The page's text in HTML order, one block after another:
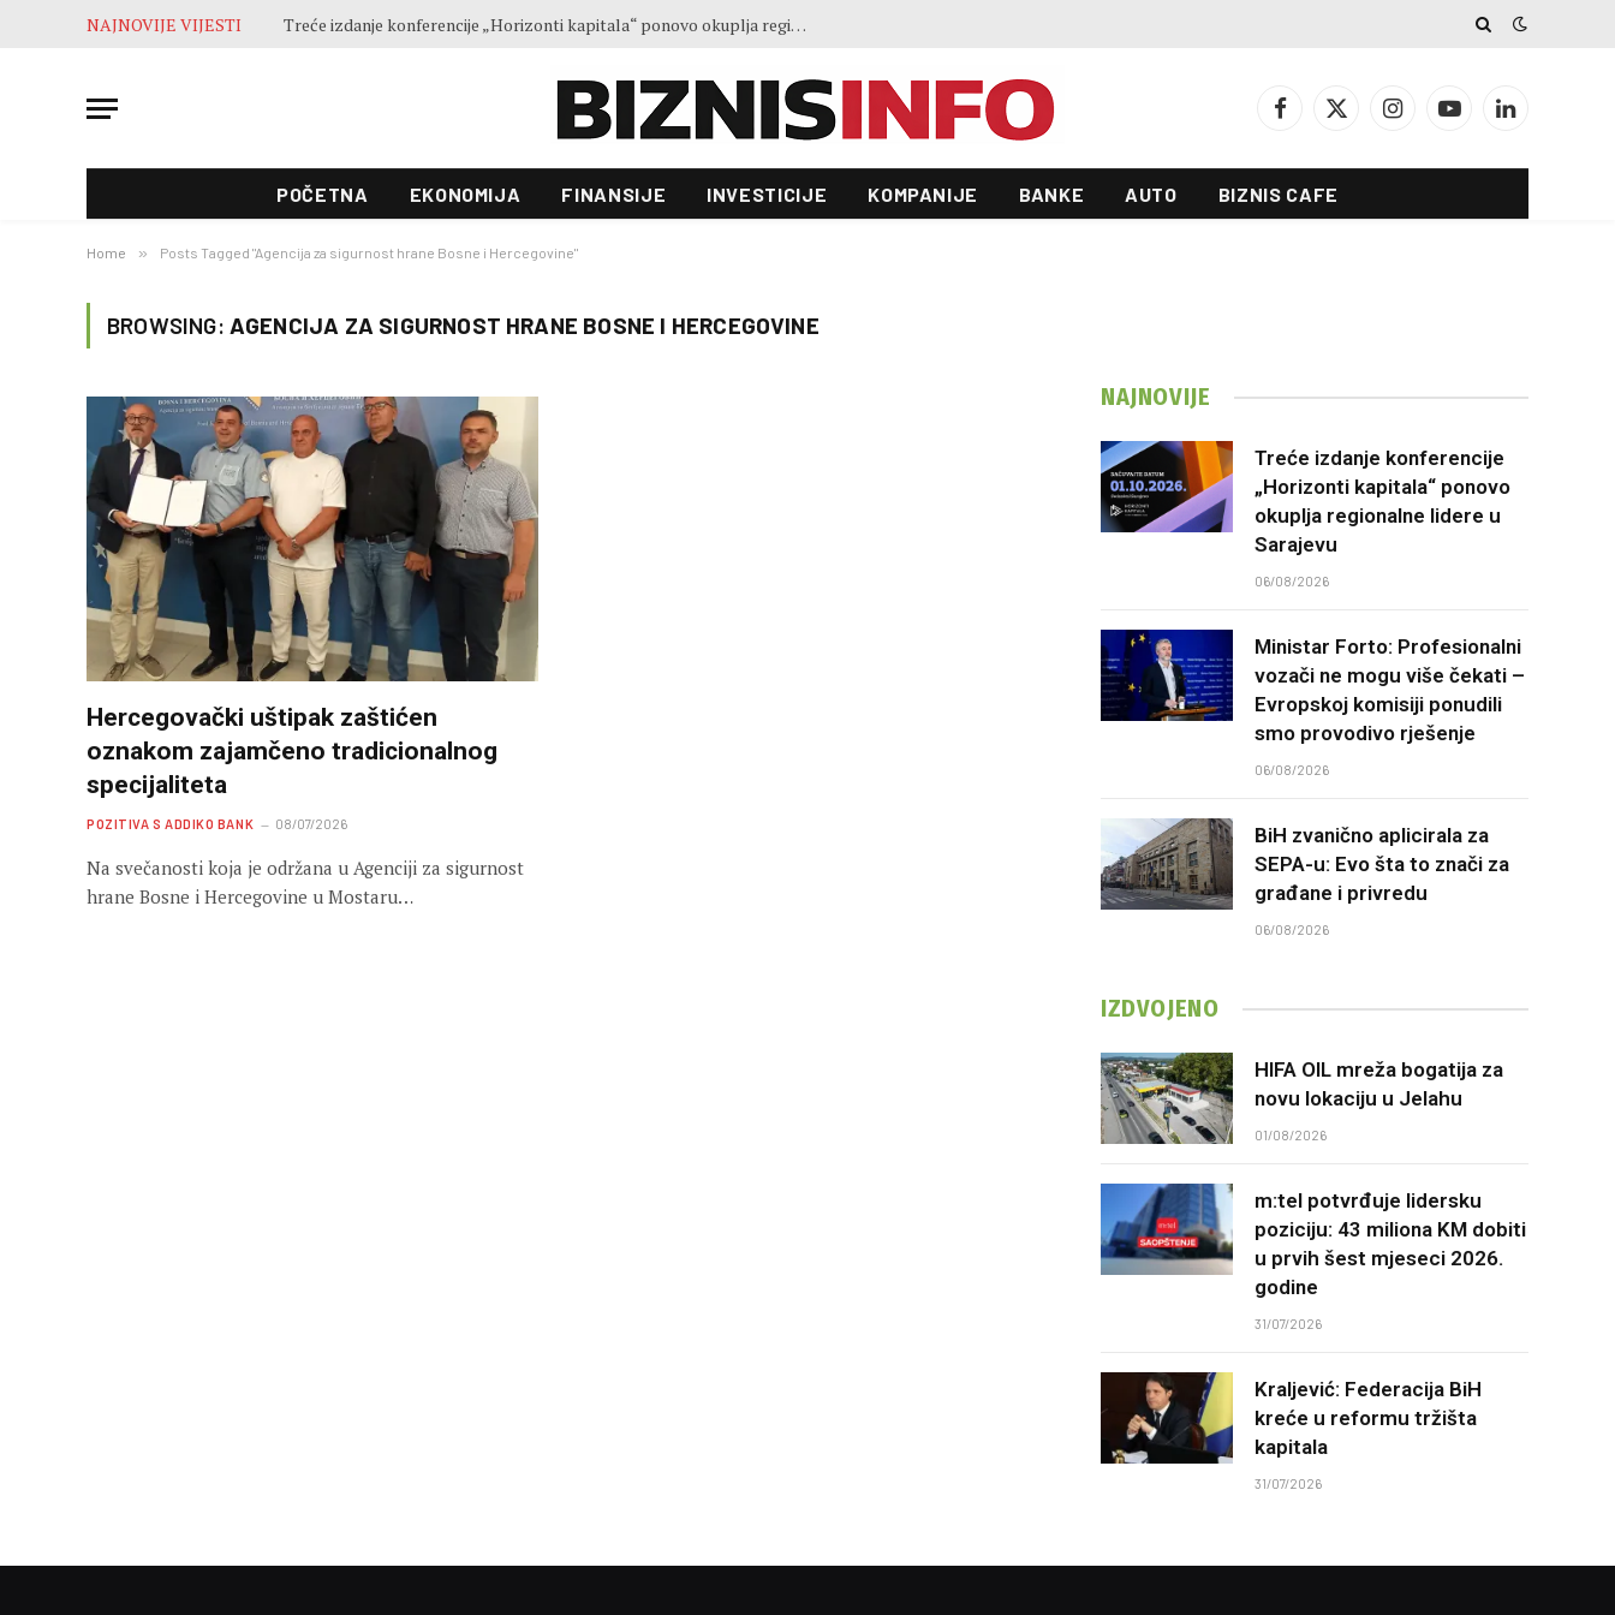
NAJNOVIJE VIJESTI Treće izdanje konferencije „Horizonti kapitala“ ponovo okuplja regionalne lidere u Sarajevu
Facebook
X
InstagramYouTubeLinkedIn
POČETNA EKONOMIJA FINANSIJE INVESTICIJE KOMPANIJE BANKE AUTO BIZNIS CAFE
Home » Posts Tagged "Agencija za sigurnost hrane Bosne i Hercegovine"
BROWSING: AGENCIJA ZA SIGURNOST HRANE BOSNE I HERCEGOVINE
Hercegovački uštipak zaštićen
oznakom zajamčeno tradicionalnog
specijaliteta
POZITIVA S ADDIKO BANK 08/07/2026
Na svečanosti koja je održana u Agenciji za sigurnost
hrane Bosne i Hercegovine u Mostaru…
NAJNOVIJE
Treće izdanje konferencije
„Horizonti kapitala“ ponovo
okuplja regionalne lidere u
Sarajevu
06/08/2026
Ministar Forto: Profesionalni
vozači ne mogu više čekati –
Evropskoj komisiji ponudili
smo provodivo rješenje
06/08/2026
BiH zvanično aplicirala za
SEPA-u: Evo šta to znači za
građane i privredu
06/08/2026
IZDVOJENO
HIFA OIL mreža bogatija za
novu lokaciju u Jelahu
01/08/2026
m:tel potvrđuje lidersku
poziciju: 43 miliona KM dobiti
u prvih šest mjeseci 2026.
godine
31/07/2026
Kraljević: Federacija BiH
kreće u reformu tržišta
kapitala
31/07/2026